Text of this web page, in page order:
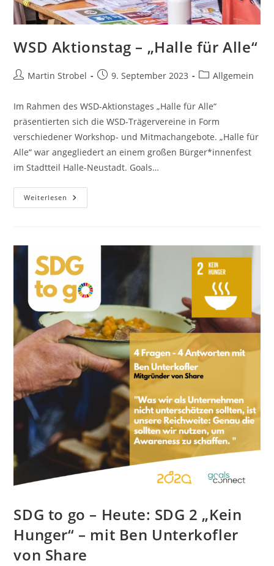
WSD Aktionstag – „Halle für Alle“
Beitrags-
Martin Strobel
Beitrag9. September 2023
Beitrags-
Allgemein
Im Rahmen des WSD-Aktionstages „Halle für Alle“
präsentierten sich die WSD-Trägervereine in Form
verschiedener Workshop- und Mitmachangebote. „Halle für
Alle“ war angegliedert an einem großen Bürger*innenfest
im Stadtteil Halle-Neustadt. Goals…
Weiterlesen WSD
Aktionstag
SDG to go – Heute: SDG 2 „Kein
Hunger“ – mit Ben Unterkofler
von Share